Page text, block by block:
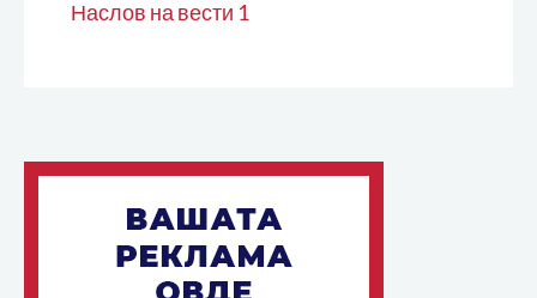
Наслов на вести 1